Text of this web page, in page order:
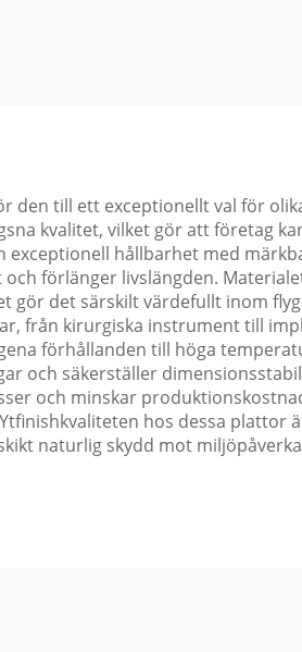
till ett exceptionellt val för
kvalitet, vilket gör att företag
hållbarhet med
förlänger livslängden.
det särskilt värdefullt inom
från kirurgiska instrument till
förhållanden till höga
och säkerställer
och minskar
hos dessa plattor
naturlig skydd mot